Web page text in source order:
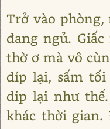
Trở vào phòng,
đang ngủ.
thờ ơ mà vô
díp lại, sấm tối
dip lại như
khác thời